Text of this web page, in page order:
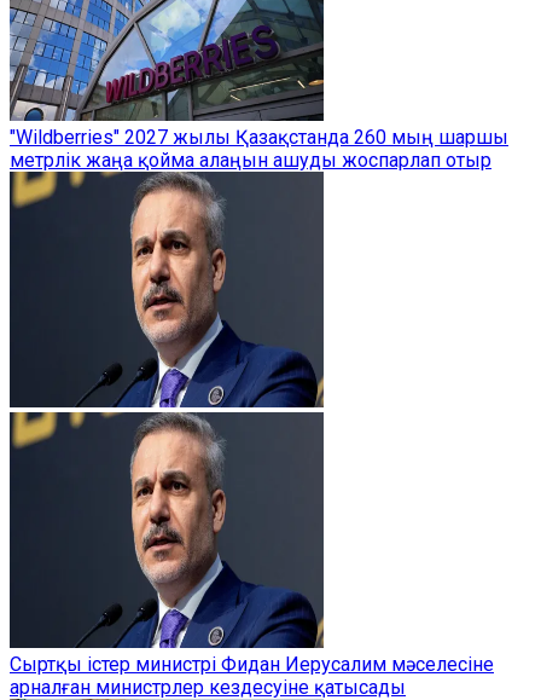
"Wildberries" 2027 жылы Қазақстанда 260 мың шаршы
метрлік жаңа қойма алаңын ашуды жоспарлап отыр
Сыртқы істер министрі Фидан Иерусалим мәселесіне
арналған министрлер кездесуіне қатысады